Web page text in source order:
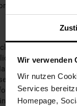
Wir verwenden
Wir nutzen
Services
Homepage,
bei Hautkontakt.
mit
von Kindern